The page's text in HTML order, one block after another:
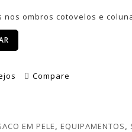
nos ombros cotovelos e
Compare
EM PELE, EQUIPAMENTOS,